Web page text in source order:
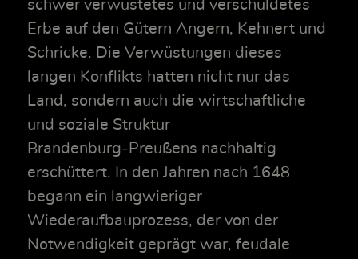
schwer verwüstetes und verschuldetes
Erbe auf den Gütern Angern, Kehnert und
Schricke. Die Verwüstungen dieses
langen Konflikts hatten nicht nur das
Land, sondern auch die wirtschaftliche
und soziale Struktur
Brandenburg‑Preußens nachhaltig
erschüttert. In den Jahren nach 1648
begann ein langwieriger
Wiederaufbauprozess, der von der
Notwendigkeit geprägt war, feudale